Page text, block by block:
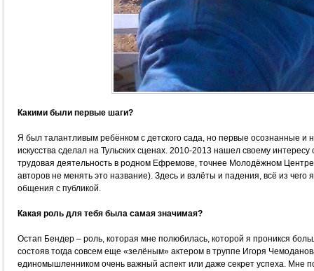
Какими были первые шаги?
Я был талантливым ребёнком с детского сада, но первые осознанные и
искусства сделал на Тульских сценах. 2010-2013 нашел своему
трудовая деятельность в родном Ефремове, точнее Молодёжном
авторов не менять это название). Здесь и взлёты и падения, всё из
общения с публикой.
Какая роль для тебя была самая значимая?
Остап Бендер – роль, которая мне полюбилась, которой я проникся
состояв тогда совсем еще «зелёным» актером в труппе Игоря
единомышленником очень важный аспект или даже секрет успеха. Мне